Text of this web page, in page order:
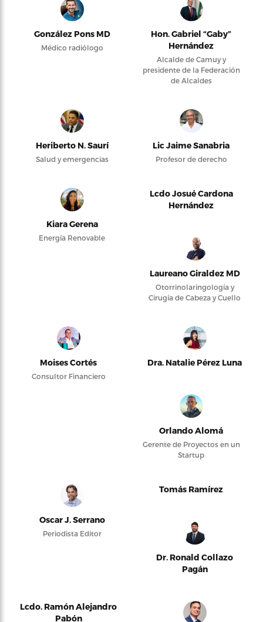
González Pons MD
Médico radiólogo
Hon. Gabriel “Gaby”
Hernández
Alcalde de Camuy y
presidente de la Federación
de Alcaldes
Heriberto N. Saurí
Salud y emergencias
Lic Jaime Sanabria
Profesor de derecho
Kiara Gerena
Energía Renovable
Lcdo Josué Cardona
Hernández
Laureano Giraldez MD
Otorrinolaringología y
Cirugía de Cabeza y Cuello
Moises Cortés
Consultor Financiero
Dra. Natalie Pérez Luna
Orlando Alomá
Gerente de Proyectos en un
Startup
Oscar J. Serrano
Periodista Editor
Tomás Ramírez
Dr. Ronald Collazo
Pagán
Lcdo. Ramón Alejandro
Pabón